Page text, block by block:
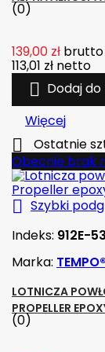
(0)
139,00 zł brutto
113,01 zł netto
 Dodaj
Więcej

Ostatnie
Obecnie brak
 Szybki
Indeks: 912E-
Marka: TEMPO®
LOTNICZA
PROPELLER
(0)